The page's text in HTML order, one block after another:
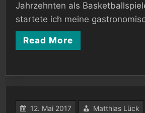
Jahrzehnten als
startete ich meine
Read More
12. Mai 2017 Matthias Lück